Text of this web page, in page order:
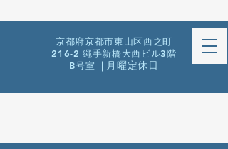
京都府京都市東山区西之町
216-2 繩手新橋大西ビル3階
B号室
| 月曜定休日